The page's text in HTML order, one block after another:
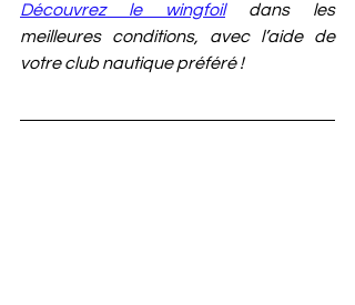
Découvrez le wingfoil dans les
meilleures conditions, avec l’aide de
votre club nautique préféré !